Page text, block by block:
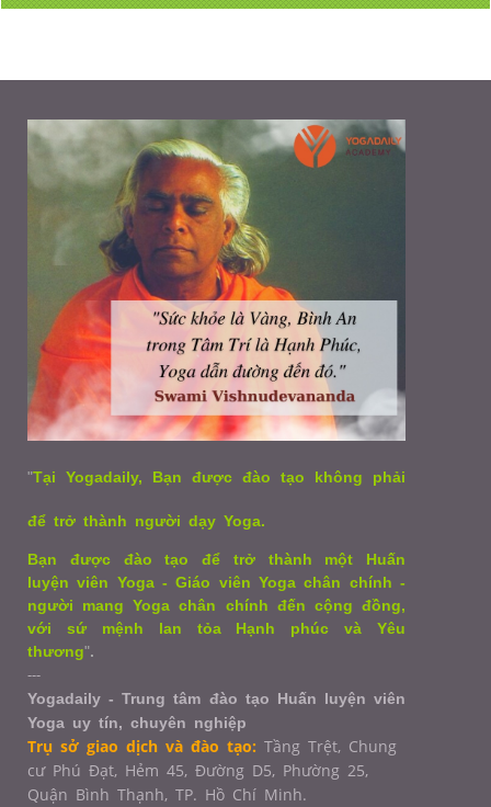
"Tại Yogadaily, Bạn được đào tạo không phải
để trở thành người dạy Yoga.
Bạn được đào tạo để trở thành một Huấn
luyện viên Yoga - Giáo viên Yoga chân chính -
người mang Yoga chân chính đến cộng đồng,
với sứ mệnh lan tỏa Hạnh phúc và Yêu
thương".
---
Yogadaily - Trung tâm đào tạo Huấn luyện viên
Yoga uy tín, chuyên nghiệp
Trụ sở giao dịch và đào tạo: Tầng Trệt, Chung
cư Phú Đạt, Hẻm 45, Đường D5, Phường 25,
Quận Bình Thạnh, TP. Hồ Chí Minh.